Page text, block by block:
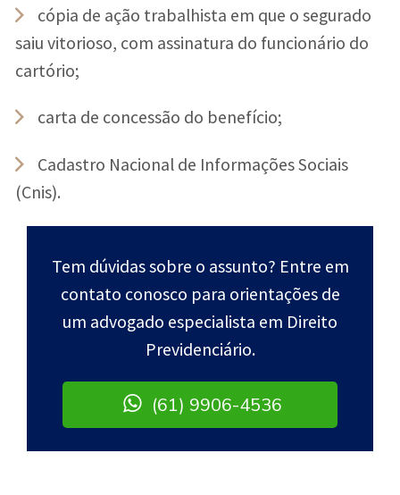
cópia de ação trabalhista em que o segurado
saiu vitorioso, com assinatura do funcionário do
cartório;
carta de concessão do benefício;
Cadastro Nacional de Informações Sociais
(Cnis).
Tem dúvidas sobre o assunto? Entre em
contato conosco para orientações de
um advogado especialista em Direito
Previdenciário.
(61) 9906-4536